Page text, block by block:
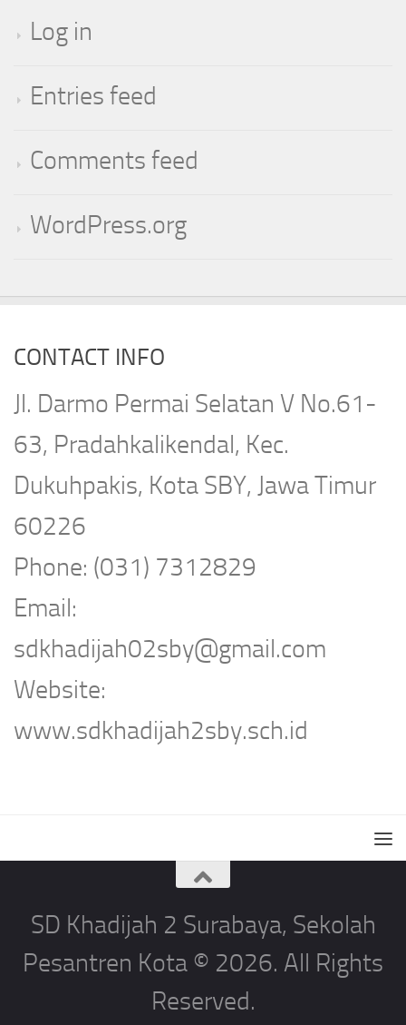
Log in
Entries feed
Comments feed
WordPress.org
CONTACT INFO
Jl. Darmo Permai Selatan V No.61-
63, Pradahkalikendal, Kec.
Dukuhpakis, Kota SBY, Jawa Timur
60226
Phone: (031) 7312829
Email:
sdkhadijah02sby@gmail.com
Website:
www.sdkhadijah2sby.sch.id
SD Khadijah 2 Surabaya, Sekolah
Pesantren Kota © 2026. All Rights
Reserved.